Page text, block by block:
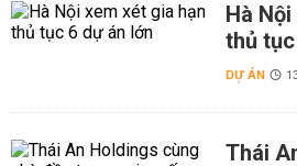
Hà
thủ
DỰ ÁN
Thái